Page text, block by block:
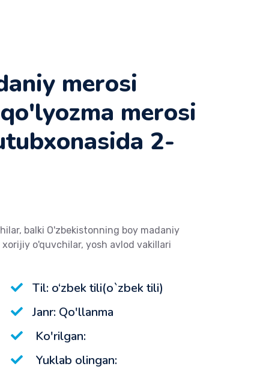
merosi
merosi
2-
balki O'zbekistonning boy madaniy
o'quvchilar, yosh avlod vakillari
Til: o‘zbek tili(o`zbek tili)
Janr: Qo'llanma
Ko'rilgan:
Yuklab olingan: